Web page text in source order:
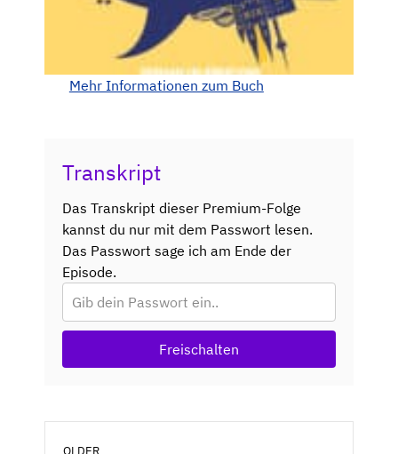
Mehr Informationen zum Buch
Transkript
Das Transkript dieser Premium-Folge
kannst du nur mit dem Passwort lesen.
Das Passwort sage ich am Ende der
Episode.
Freischalten